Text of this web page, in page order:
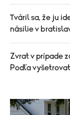
Tváril sa, že ju
násilie v
Zvrat v prípade
Podľa